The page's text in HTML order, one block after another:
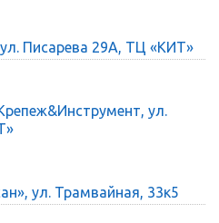
Писарева 29А, ТЦ «КИТ»
ул.
ул. Трамвайная, 33к5